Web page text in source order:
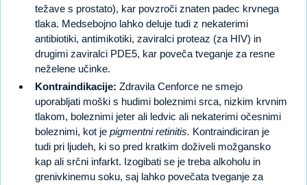
težave s prostato), kar povzroči znaten padec krvnega
tlaka. Medsebojno lahko deluje tudi z nekaterimi
antibiotiki, antimikotiki, zaviralci proteaz (za HIV) in
drugimi zaviralci PDE5, kar poveča tveganje za resne
neželene učinke.
Kontraindikacije: Zdravila Cenforce ne smejo
uporabljati moški s hudimi boleznimi srca, nizkim krvnim
tlakom, boleznimi jeter ali ledvic ali nekaterimi očesnimi
boleznimi, kot je pigmentni retinitis. Kontraindiciran je
tudi pri ljudeh, ki so pred kratkim doživeli možgansko
kap ali srčni infarkt. Izogibati se je treba alkoholu in
grenivkinemu soku, saj lahko povečata tveganje za